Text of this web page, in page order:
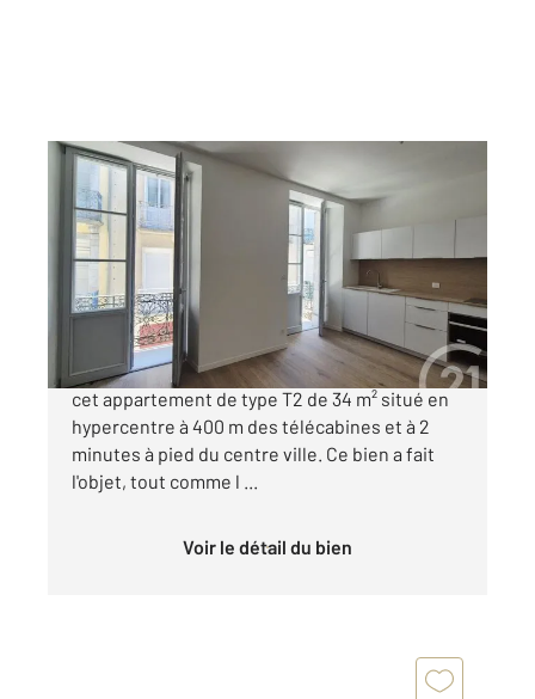
CAUTERETS 65
29,79 m
, 2 pièces
Ref : 4298
Appartement F2 à vendre
167 121 €
RENOVATION RECENTE ET DE QUALITE pour
cet appartement de type T2 de 34 m² situé en
hypercentre à 400 m des télécabines et à 2
minutes à pied du centre ville. Ce bien a fait
l'objet, tout comme l ...
Voir le détail du bien